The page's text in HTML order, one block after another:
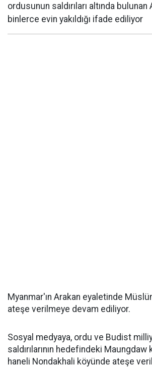
ordusunun saldırıları altında bulunan
binlerce evin yakıldığı ifade ediliyor
Myanmar'ın Arakan eyaletinde
ateşe verilmeye devam ediliyor.
Sosyal medyaya, ordu ve Budist
saldırılarının hedefindeki Maungdaw
haneli Nondakhali köyünde ateşe